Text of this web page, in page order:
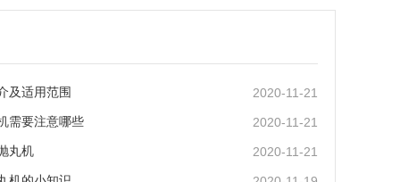
及适用范围 2020-11-21
需要注意哪些 2020-11-21
丸机 2020-11-21